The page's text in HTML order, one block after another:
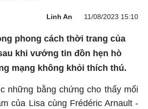
Linh An 11/08/2023 15:10
phong cách thời trang của
khi vướng tin đồn hẹn hò
mạng không khỏi thích thú.
những bằng chứng cho thấy mối
của Lisa cùng Frédéric Arnault -